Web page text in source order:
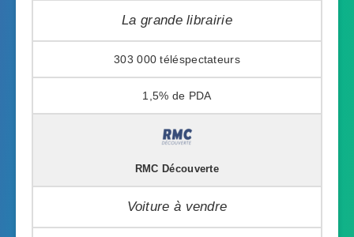
La grande librairie
303 000
1,5%
RMC Découverte
Voiture à vendre